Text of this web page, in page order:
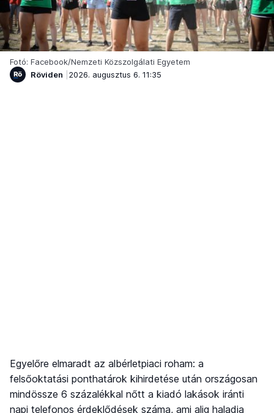
Fotó: Facebook/Nemzeti Közszolgálati Egyetem
Röviden
2026. augusztus 6. 11:35
Egyelőre elmaradt az albérletpiaci roham: a
felsőoktatási ponthatárok kihirdetése után országosan
mindössze 6 százalékkal nőtt a kiadó lakások iránti
napi telefonos érdeklődések száma, ami alig haladja